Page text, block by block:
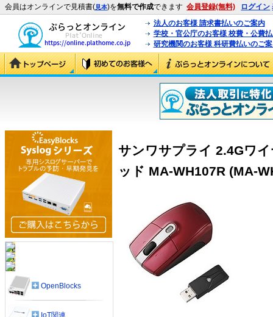
会員はオンラインで見積書(見本)を無料で作成できます 会員登録(無料) ログイン
法人のお客様 請求書払いのご案内
学校・官公庁のお客様 校費・公費
研究機関のお客様 科研費払いのご
サンワサプライ 2.4Gワ
ッド MA-WH107R (MA-
OpenBlocks
IoT関連